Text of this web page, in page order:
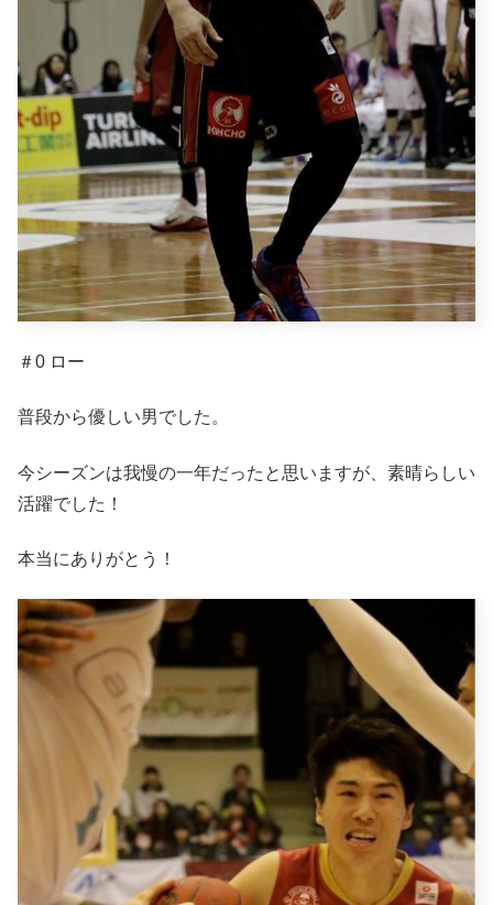
＃0 ロー
普段から優しい男でした。
今シーズンは我慢の一年だったと思いますが、素晴らしい
活躍でした！
本当にありがとう！